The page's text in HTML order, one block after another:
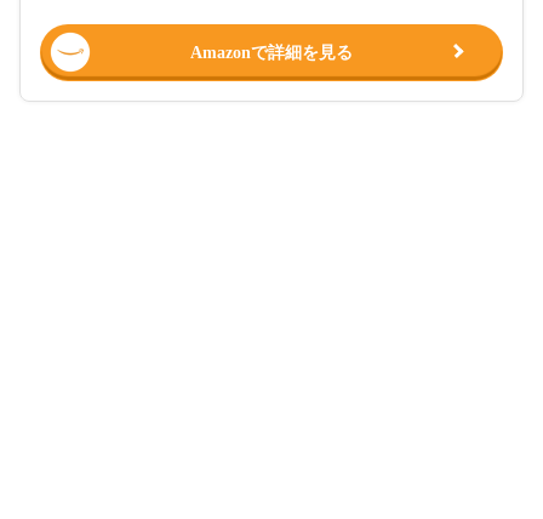
Amazonで詳細を見る